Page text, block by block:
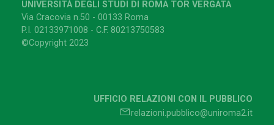
UNIVERSITÀ DEGLI STUDI DI ROMA TOR VERGATA
Via Cracovia n.50 - 00133 Roma
P.I. 02133971008 - C.F. 80213750583
©Copyright 2023
UFFICIO RELAZIONI CON IL PUBBLICO
relazioni.pubblico@uniroma2.it